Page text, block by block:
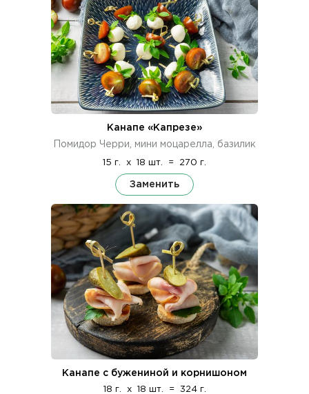
Канапе «Капрезе»
Помидор Черри, мини моцарелла, базилик
15 г. x 18 шт. = 270 г.
Заменить
Канапе с бужениной и корнишоном
18 г. x 18 шт. = 324 г.